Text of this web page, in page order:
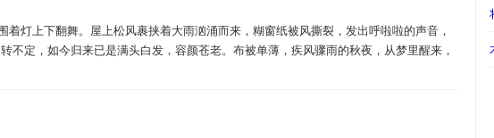
着灯上下翻舞。屋上松风裹挟着大雨汹涌而来，糊窗纸被风撕裂，发出呼啦啦的声音，
不定，如今归来已是满头白发，容颜苍老。布被单薄，疾风骤雨的秋夜，从梦里醒来，